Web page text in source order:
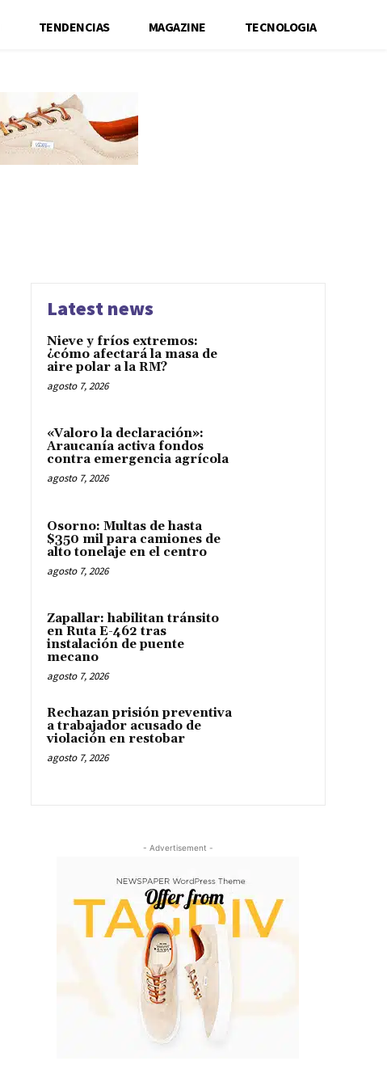
TENDENCIAS MAGAZINE TECNOLOGIA
Latest news
Nieve y fríos extremos:
¿cómo afectará la masa de
aire polar a la RM?
agosto 7, 2026
«Valoro la declaración»:
Araucanía activa fondos
contra emergencia agrícola
agosto 7, 2026
Osorno: Multas de hasta
$350 mil para camiones de
alto tonelaje en el centro
agosto 7, 2026
Zapallar: habilitan tránsito
en Ruta E-462 tras
instalación de puente
mecano
agosto 7, 2026
Rechazan prisión preventiva
a trabajador acusado de
violación en restobar
agosto 7, 2026
- Advertisement -